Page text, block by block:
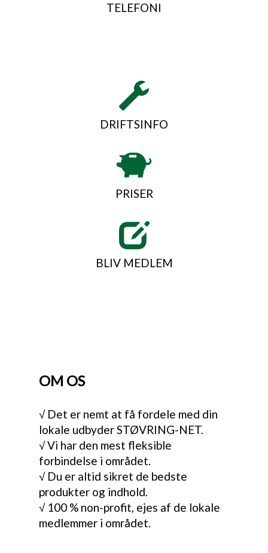
TELEFONI
DRIFTSINFO
PRISER
BLIV MEDLEM
OM OS
√ Det er nemt at få fordele med din
lokale udbyder STØVRING-NET.
√ Vi har den mest fleksible
forbindelse i området.
√ Du er altid sikret de bedste
produkter og indhold.
√ 100 % non-profit, ejes af de lokale
medlemmer i området.